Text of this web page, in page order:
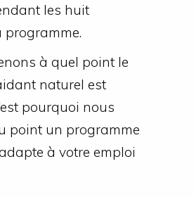
les huit
programme.
à quel point le
naturel est
pourquoi nous
point un programme
à votre emploi